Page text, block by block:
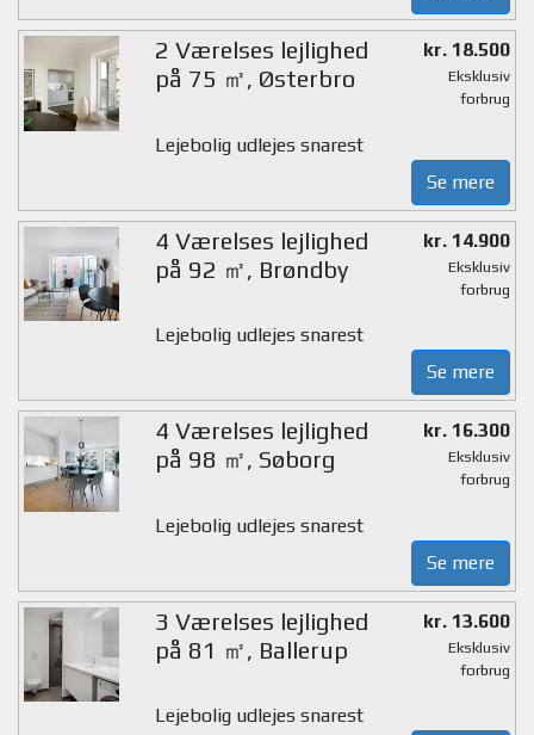
2 Værelses lejlighed
på 75 ㎡, Østerbro
kr. 18.500
Eksklusiv
forbrug
Lejebolig udlejes snarest
Se mere
4 Værelses lejlighed
på 92 ㎡, Brøndby
kr. 14.900
Eksklusiv
forbrug
Lejebolig udlejes snarest
Se mere
4 Værelses lejlighed
på 98 ㎡, Søborg
kr. 16.300
Eksklusiv
forbrug
Lejebolig udlejes snarest
Se mere
3 Værelses lejlighed
på 81 ㎡, Ballerup
kr. 13.600
Eksklusiv
forbrug
Lejebolig udlejes snarest